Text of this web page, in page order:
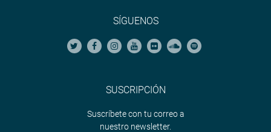
SÍGUENOS
SUSCRIPCIÓN
Suscríbete con tu correo a
nuestro newsletter.